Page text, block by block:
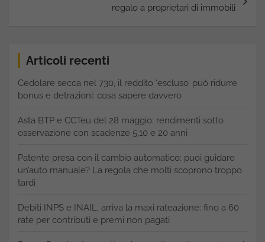
regalo a proprietari di immobili
Articoli recenti
Cedolare secca nel 730, il reddito ‘escluso’ può ridurre
bonus e detrazioni: cosa sapere davvero
Asta BTP e CCTeu del 28 maggio: rendimenti sotto
osservazione con scadenze 5,10 e 20 anni
Patente presa con il cambio automatico: puoi guidare
un’auto manuale? La regola che molti scoprono troppo
tardi
Debiti INPS e INAIL, arriva la maxi rateazione: fino a 60
rate per contributi e premi non pagati